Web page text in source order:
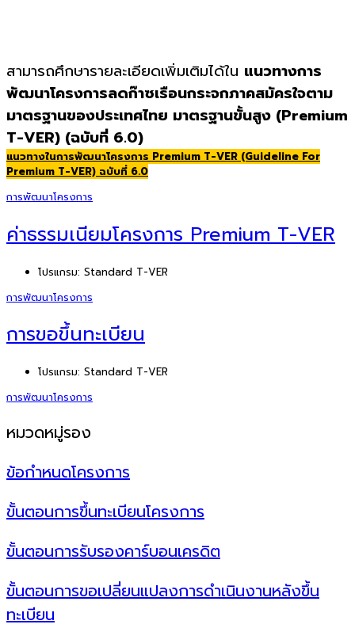
สามารถศึกษารายละเอียดเพิ่มเติมได้ใน แนวทางการ
พัฒนาโครงการลดก๊าซเรือนกระจกภาคสมัครใจตาม
มาตรฐานของประเทศไทย มาตรฐานขั้นสูง (Premium
T-VER) (ฉบับที่ 6.0)
แนวทางในการพัฒนาโครงการ Premium T-VER (Guideline For
Premium T-VER) ฉบับที่ 6.0
การพัฒนาโครงการ
ค่าธรรมเนียมโครงการ Premium T-VER
โปรแกรม: Standard T-VER
การพัฒนาโครงการ
การขอขึ้นทะเบียน
โปรแกรม: Standard T-VER
การพัฒนาโครงการ
หมวดหมู่รอง
ข้อกำหนดโครงการ
ขั้นตอนการขึ้นทะเบียนโครงการ
ขั้นตอนการรับรองคาร์บอนเครดิต
ขั้นตอนการขอเปลี่ยนแปลงการดำเนินงานหลังขึ้น
ทะเบียน